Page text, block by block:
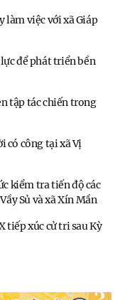
làm việc với xã Giáp
để phát triển bền
tập tác chiến trong
có công tại xã Vị
kiểm tra tiến độ các
Sủ và xã Xín Mần
tiếp xúc cử tri sau Kỳ